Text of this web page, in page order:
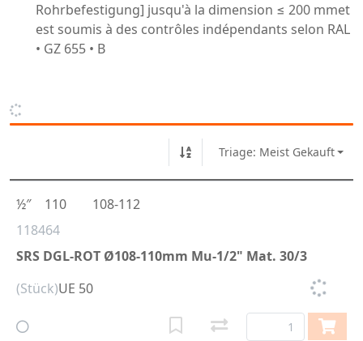
Rohrbefestigung] jusqu'à la dimension ≤ 200 mmet
est soumis à des contrôles indépendants selon RAL
• GZ 655 • B
Triage: Meist Gekauft
118464
SRS DGL-ROT Ø108-110mm Mu-1/2" Mat. 30/3
½″ 110 108-112
(Stück)UE 50